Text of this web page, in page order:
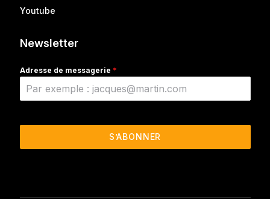
Youtube
Newsletter
Adresse de messagerie *
S’ABONNER